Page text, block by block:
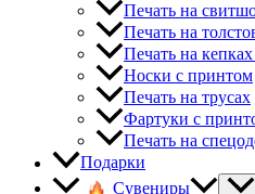
Печать на
Печать на
Печать на
Носки с принтом
Печать на трусах
Фартуки с
Печать на
Подарки
Сувениры